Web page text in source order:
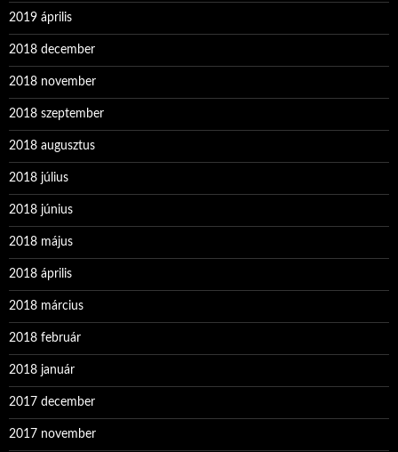
2019 április
2018 december
2018 november
2018 szeptember
2018 augusztus
2018 július
2018 június
2018 május
2018 április
2018 március
2018 február
2018 január
2017 december
2017 november